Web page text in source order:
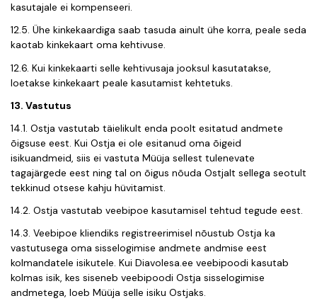
kasutajale ei kompenseeri.
12.5. Ühe kinkekaardiga saab tasuda ainult ühe korra, peale seda
kaotab kinkekaart oma kehtivuse.
12.6. Kui kinkekaarti selle kehtivusaja jooksul kasutatakse,
loetakse kinkekaart peale kasutamist kehtetuks.
13. Vastutus
14.1. Ostja vastutab täielikult enda poolt esitatud andmete
õigsuse eest. Kui Ostja ei ole esitanud oma õigeid
isikuandmeid, siis ei vastuta Müüja sellest tulenevate
tagajärgede eest ning tal on õigus nõuda Ostjalt sellega seotult
tekkinud otsese kahju hüvitamist.
14.2. Ostja vastutab veebipoe kasutamisel tehtud tegude eest.
14.3. Veebipoe kliendiks registreerimisel nõustub Ostja ka
vastutusega oma sisselogimise andmete andmise eest
kolmandatele isikutele. Kui Diavolesa.ee veebipoodi kasutab
kolmas isik, kes siseneb veebipoodi Ostja sisselogimise
andmetega, loeb Müüja selle isiku Ostjaks.